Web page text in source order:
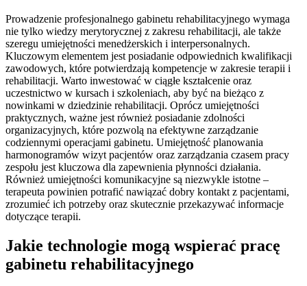
Prowadzenie profesjonalnego gabinetu rehabilitacyjnego wymaga
nie tylko wiedzy merytorycznej z zakresu rehabilitacji, ale także
szeregu umiejętności menedżerskich i interpersonalnych.
Kluczowym elementem jest posiadanie odpowiednich kwalifikacji
zawodowych, które potwierdzają kompetencje w zakresie terapii i
rehabilitacji. Warto inwestować w ciągłe kształcenie oraz
uczestnictwo w kursach i szkoleniach, aby być na bieżąco z
nowinkami w dziedzinie rehabilitacji. Oprócz umiejętności
praktycznych, ważne jest również posiadanie zdolności
organizacyjnych, które pozwolą na efektywne zarządzanie
codziennymi operacjami gabinetu. Umiejętność planowania
harmonogramów wizyt pacjentów oraz zarządzania czasem pracy
zespołu jest kluczowa dla zapewnienia płynności działania.
Również umiejętności komunikacyjne są niezwykle istotne –
terapeuta powinien potrafić nawiązać dobry kontakt z pacjentami,
zrozumieć ich potrzeby oraz skutecznie przekazywać informacje
dotyczące terapii.
Jakie technologie mogą wspierać pracę
gabinetu rehabilitacyjnego